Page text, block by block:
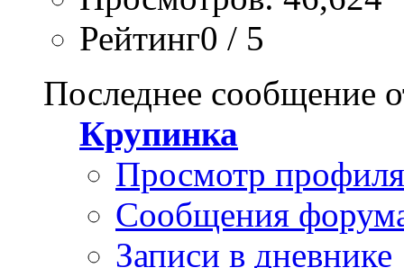
Рейтинг0 / 5
Последнее сообщение
Крупинка
Просмотр профиля
Сообщения
Записи в дневнике